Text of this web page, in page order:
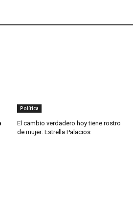
Política
El cambio verdadero hoy tiene rostro
de mujer: Estrella Palacios